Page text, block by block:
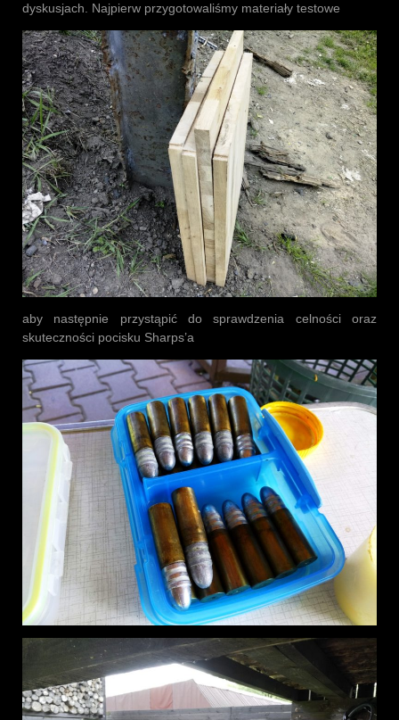
dyskusjach. Najpierw przygotowaliśmy materiały testowe
aby następnie przystąpić do sprawdzenia celności oraz
skuteczności pocisku Sharps’a